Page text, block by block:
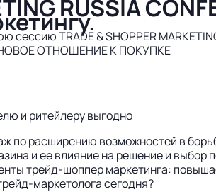
RUSSIA
сессию TRADE & SHOPPER
ОТНОШЕНИЕ К ПОКУПКЕ
и ритейлеру выгодно
по расширению возможностей в
и ее влияние на решение и выбор
трейд-шоппер маркетинга:
маркетолога сегодня?